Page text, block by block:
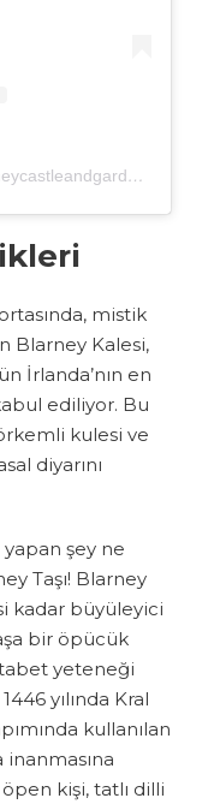
Blarney Castle & Gardens (@blarneycastleandgardens)'in paylaştığı bir gönderi
mistik
Blarney Kalesi,
İrlanda’nın en
ediliyor. Bu
kulesi ve
diyarını
şey ne
Taşı! Blarney
kadar büyüleyici
bir öpücük
yeteneği
yılında Kral
kullanılan
inanmasına
öpen kişi, tatlı dilli